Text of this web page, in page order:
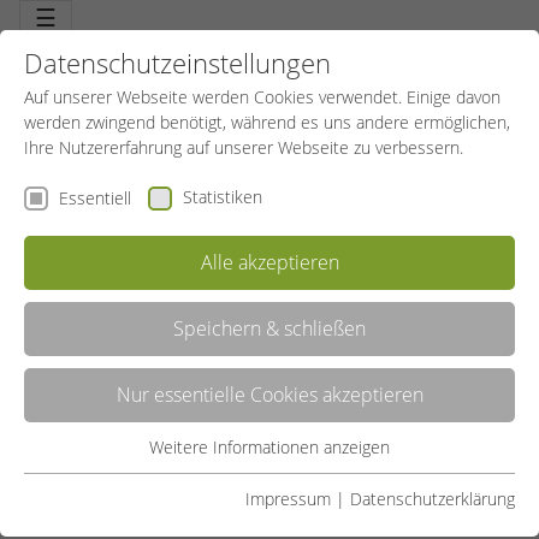
☰
BOGENSCHIESSEN
Faszination Bogenschießen. Mehr als nur Technik. Perfektion des
Bewegungsablaufs, Koordination und Kondition. Emotion über die
Konzentration ist die eigentliche Belohnung.
LISTE
Datenschutzeinstellungen
Auf unserer Webseite werden Cookies verwendet. Einige davon
werden zwingend benötigt, während es uns andere ermöglichen,
Ihre Nutzererfahrung auf unserer Webseite zu verbessern.
Essentiell Statistiken
Alle akzeptieren
Speichern & schließen
Nur essentielle Cookies akzeptieren
Essentielle Cookies werden für grundlegende Funktionen der
Weitere Informationen anzeigen
Impressum | Datenschutzerklärung